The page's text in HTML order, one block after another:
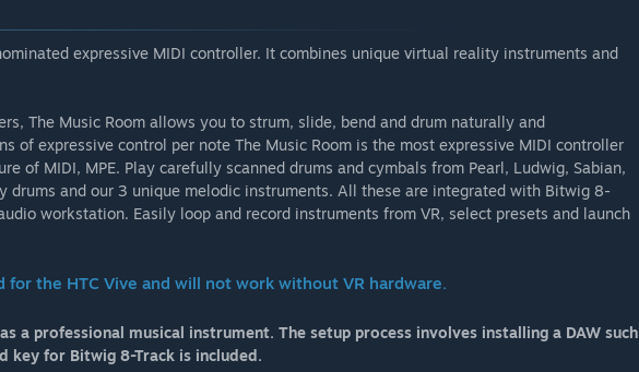
expressive MIDI controller. It combines unique virtual reality instruments and
The Music Room allows you to strum, slide, bend and drum naturally and
of expressive control per note The Music Room is the most expressive MIDI controller
of MIDI, MPE. Play carefully scanned drums and cymbals from Pearl, Ludwig, Sabian,
drums and our 3 unique melodic instruments. All these are integrated with Bitwig 8-
workstation. Easily loop and record instruments from VR, select presets and launch
for the HTC Vive and will not work without VR hardware.
a professional musical instrument. The setup process involves installing a DAW such
key for Bitwig 8-Track is included.